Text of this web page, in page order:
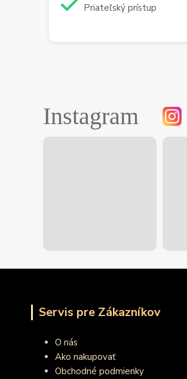
Priateľský prístup
Instagram
Servis pre Zákazníkov
O nás
Ako nakupovať
Obchodné podmienky